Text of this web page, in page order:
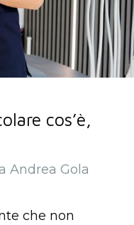
cos’è,
Andrea Gola
che non